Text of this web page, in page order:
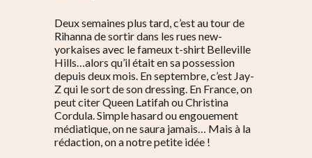
Deux semaines plus tard, c’est au tour de
Rihanna de sortir dans les rues new-
yorkaises avec le fameux t-shirt Belleville
Hills…alors qu’il était en sa possession
depuis deux mois. En septembre, c’est Jay-
Z qui le sort de son dressing. En France, on
peut citer Queen Latifah ou Christina
Cordula. Simple hasard ou engouement
médiatique, on ne saura jamais… Mais à la
rédaction, on a notre petite idée !